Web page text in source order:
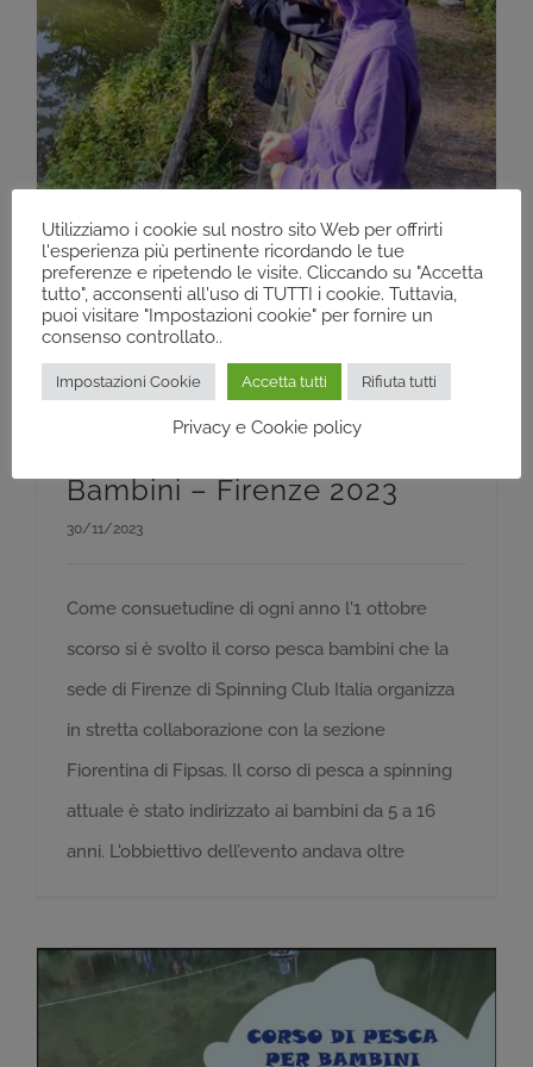
Corso pesca Spinning
Bambini – Firenze 2023
30/11/2023
Come consuetudine di ogni anno l'1 ottobre
scorso si è svolto il corso pesca bambini che la
sede di Firenze di Spinning Club Italia organizza
in stretta collaborazione con la sezione
Fiorentina di Fipsas. Il corso di pesca a spinning
attuale è stato indirizzato ai bambini da 5 a 16
anni. L'obbiettivo dell’evento andava oltre
Utilizziamo i cookie sul nostro sito Web per offrirti
l'esperienza più pertinente ricordando le tue
preferenze e ripetendo le visite. Cliccando su "Accetta
tutto", acconsenti all'uso di TUTTI i cookie. Tuttavia,
puoi visitare "Impostazioni cookie" per fornire un
consenso controllato..
Impostazioni Cookie Accetta tutti Rifiuta tutti
Privacy e Cookie policy